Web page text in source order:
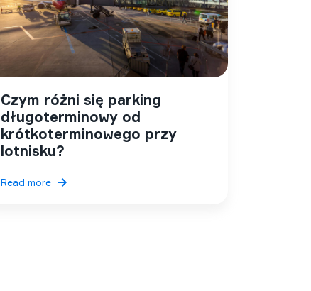
Czym różni się parking
długoterminowy od
krótkoterminowego przy
lotnisku?
Read more